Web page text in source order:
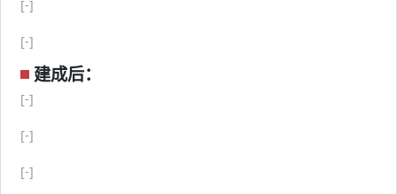
[-]
[-]
建成后：
[-]
[-]
[-]